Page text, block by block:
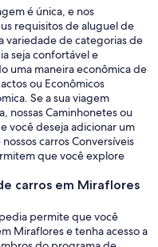
é única, e nos
requisitos de aluguel de
variedade de categorias de
seja confortável e
uma maneira econômica de
ou Econômicos
Se a sua viagem
nossas Caminhonetes ou
você deseja adicionar um
carros Conversíveis
que você explore
carros em Miraflores
permite que você
Miraflores e tenha acesso a